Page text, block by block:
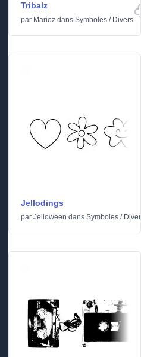
Tribalz
par Marioz dans Symboles / Divers
Jellodings
par Jelloween dans Symboles /